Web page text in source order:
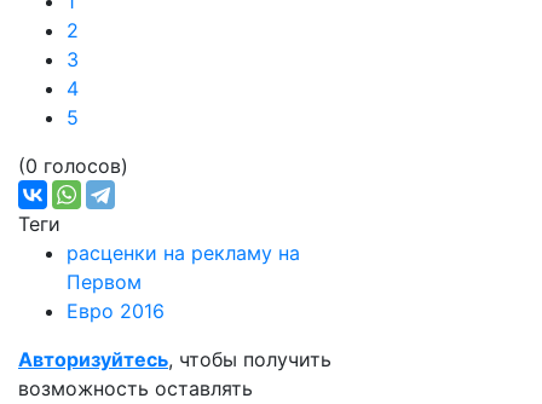
2
3
4
5
(0 голосов)
Теги
расценки на рекламу на
Первом
Евро 2016
Авторизуйтесь, чтобы получить
возможность оставлять